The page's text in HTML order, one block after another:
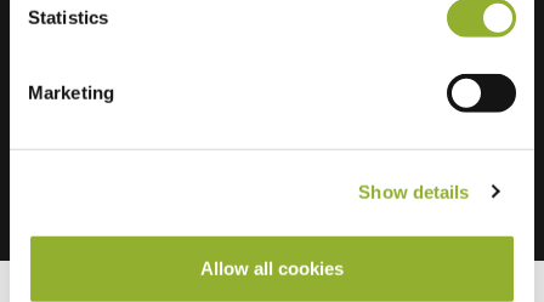
Statistics
Marketing
Show details
Allow all cookies